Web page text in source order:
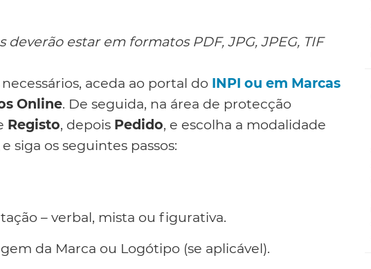
estar em formatos PDF, JPG, JPEG, TIF
aceda ao portal do INPI ou em Marcas
Online. De seguida, na área de protecção
Registo, depois Pedido, e escolha a modalidade
e siga os seguintes passos:
– verbal, mista ou figurativa.
da Marca ou Logótipo (se aplicável).